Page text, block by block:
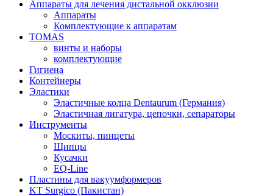
Аппараты для лечения дистальной окклюзии
Аппараты
Комплектующие к аппаратам
TOMAS
винты и наборы
комплектующие
Гигиена
Контейнеры
Эластики
Эластичные колца Dentaurum (Германия)
Эластичная лигатура, цепочки, сепараторы
Инструменты
Москиты, пинцеты
Щипцы
Кусачки
EQ-Line
Пластины для вакуумформеров
KT Surgico (Пакистан)